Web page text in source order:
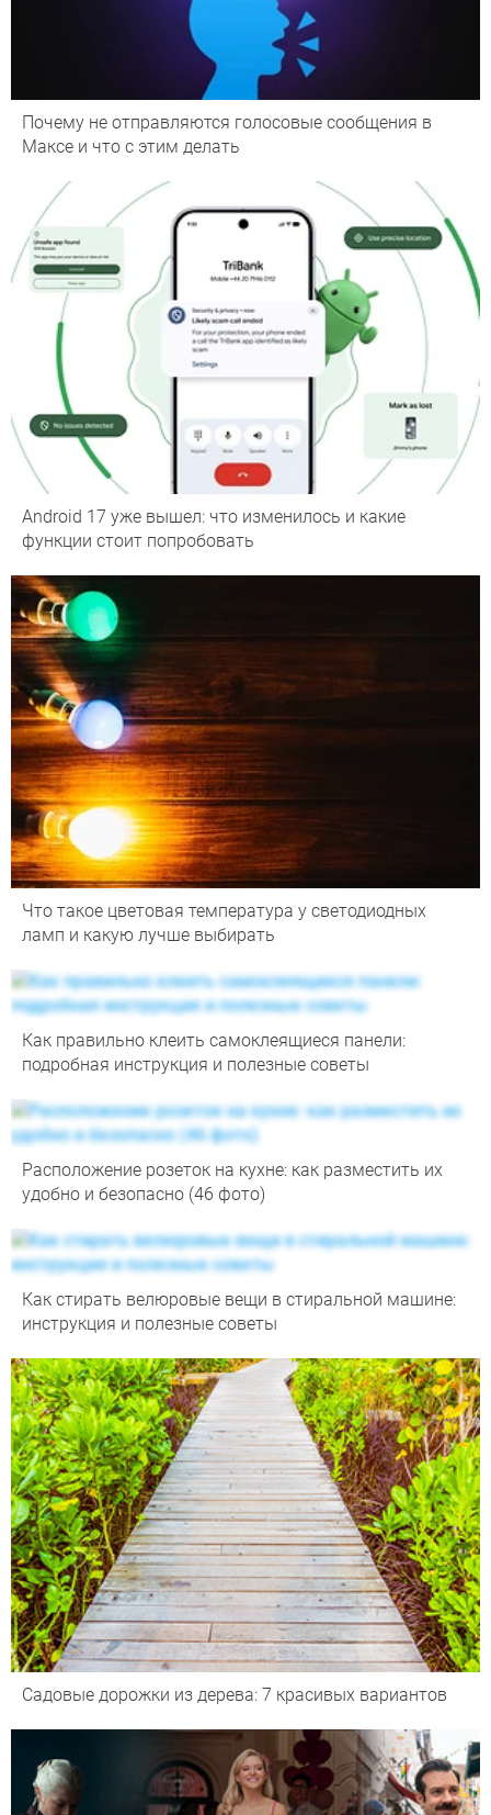
Почему не отправляются голосовые сообщения в
Максе и что с этим делать
Android 17 уже вышел: что изменилось и какие
функции стоит попробовать
Что такое цветовая температура у светодиодных
ламп и какую лучше выбирать
Как правильно клеить самоклеящиеся панели:
подробная инструкция и полезные советы
Расположение розеток на кухне: как разместить их
удобно и безопасно (46 фото)
Как стирать велюровые вещи в стиральной машине:
инструкция и полезные советы
Садовые дорожки из дерева: 7 красивых вариантов